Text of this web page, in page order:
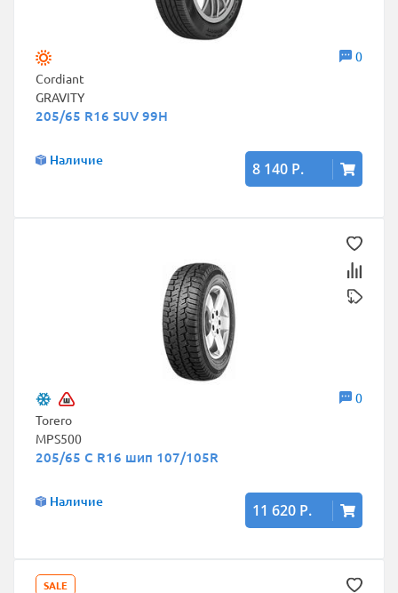
0
Cordiant
GRAVITY
205/65 R16 SUV 99H
Наличие 8 140 Р.
0
Torero
MPS500
205/65 C R16 шип 107/105R
Наличие 11 620 Р.
SALE